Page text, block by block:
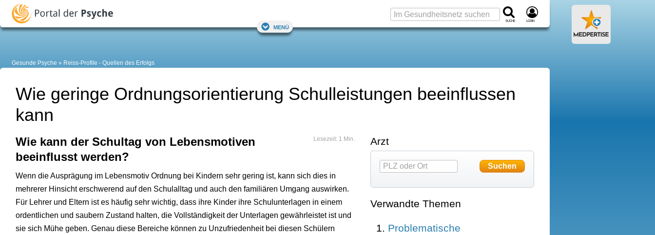
Suche Login
Menü
Gesunde Psyche Reiss-Profile - Quellen des Erfolgs
Wie geringe Ordnungsorientierung Schulleistungen beeinflussen
kann
Lesezeit: 1 Min.
Wie kann der Schultag von Lebensmotiven
beeinflusst werden?
Wenn die Ausprägung im Lebensmotiv Ordnung bei Kindern sehr gering ist, kann sich dies in
mehrerer Hinsicht erschwerend auf den Schulalltag und auch den familiären Umgang auswirken.
Für Lehrer und Eltern ist es häufig sehr wichtig, dass ihre Kinder ihre Schulunterlagen in einem
ordentlichen und saubern Zustand halten, die Vollständigkeit der Unterlagen gewährleistet ist und
sie sich Mühe geben. Genau diese Bereiche können zu Unzufriedenheit bei diesen Schülern
Arzt
Verwandte Themen
Problematische